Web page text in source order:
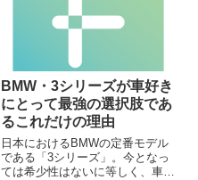
BMW・3シリーズが車好き
にとって最強の選択肢であ
るこれだけの理由
日本におけるBMWの定番モデル
である「3シリーズ」。今となっ
ては希少性はないに等しく、車に